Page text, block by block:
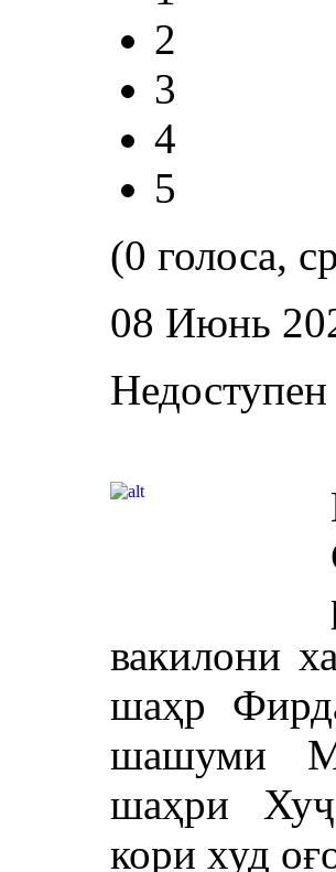
2
3
4
5
(0 голоса,
08 Июнь
вакилони
шаҳр
шашуми
шаҳри
кори худ